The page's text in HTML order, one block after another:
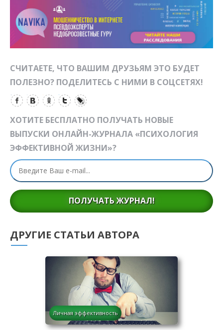
СЧИТАЕТЕ, ЧТО ВАШИМ ДРУЗЬЯМ ЭТО БУДЕТ
ПОЛЕЗНО? ПОДЕЛИТЕСЬ С НИМИ В СОЦСЕТЯХ!
ХОТИТЕ БЕСПЛАТНО ПОЛУЧАТЬ НОВЫЕ
ВЫПУСКИ ОНЛАЙН-ЖУРНАЛА «ПСИХОЛОГИЯ
ЭФФЕКТИВНОЙ ЖИЗНИ»?
ПОЛУЧАТЬ ЖУРНАЛ!
ДРУГИЕ СТАТЬИ АВТОРА
Личная эффективность